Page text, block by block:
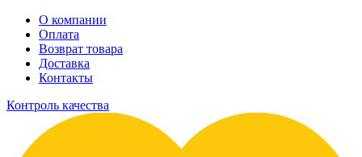
О компании
Оплата
Возврат товара
Доставка
Контакты
Контроль качества